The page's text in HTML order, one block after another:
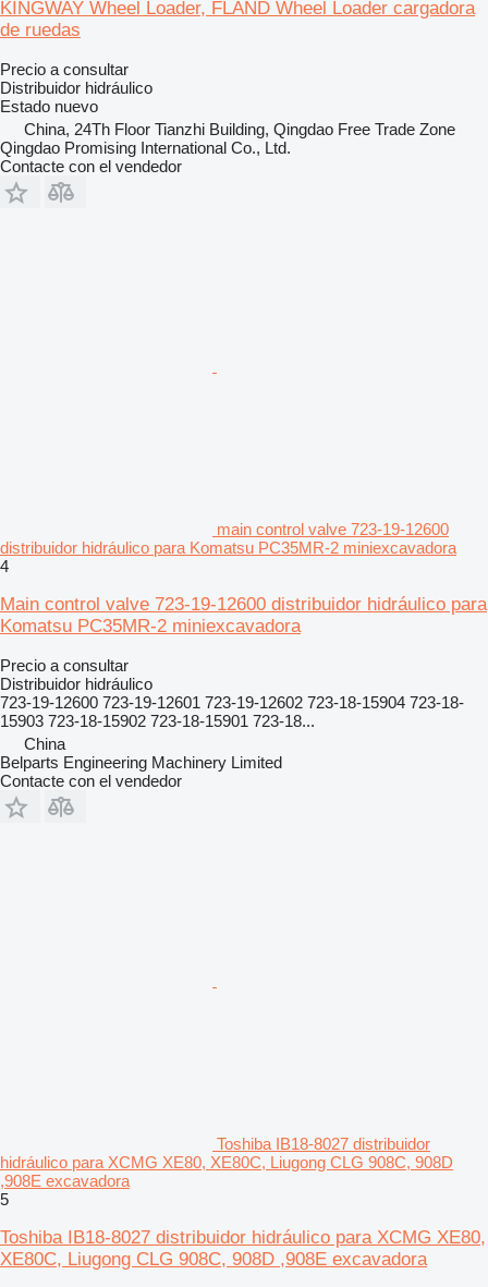
KINGWAY Wheel Loader, FLAND Wheel Loader cargadora
de ruedas
Precio a consultar
Distribuidor hidráulico
Estado nuevo
China, 24Th Floor Tianzhi Building, Qingdao Free Trade Zone
Qingdao Promising International Co., Ltd.
Contacte con el vendedor
main control valve 723-19-12600
distribuidor hidráulico para Komatsu PC35MR-2 miniexcavadora
4
Main control valve 723-19-12600 distribuidor hidráulico para
Komatsu PC35MR-2 miniexcavadora
Precio a consultar
Distribuidor hidráulico
723-19-12600 723-19-12601 723-19-12602 723-18-15904 723-18-
15903 723-18-15902 723-18-15901 723-18...
China
Belparts Engineering Machinery Limited
Contacte con el vendedor
Toshiba IB18-8027 distribuidor
hidráulico para XCMG XE80, XE80C, Liugong CLG 908C, 908D
,908E excavadora
5
Toshiba IB18-8027 distribuidor hidráulico para XCMG XE80,
XE80C, Liugong CLG 908C, 908D ,908E excavadora